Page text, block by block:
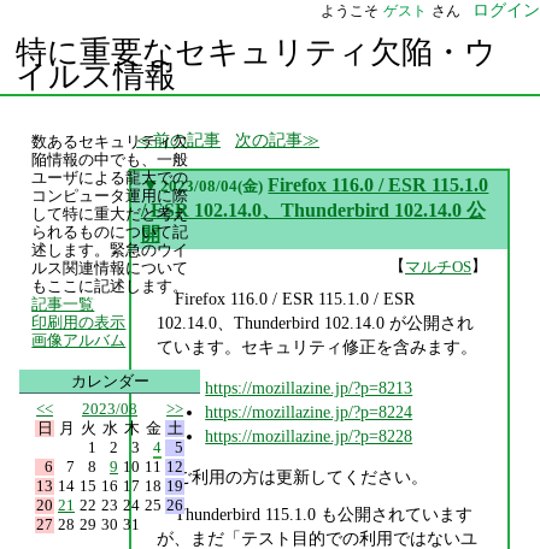
ようこそ ゲスト さん ログイン
特に重要なセキュリティ欠陥・ウ
イルス情報
前の記事 次の記事
▼ 2023/08/04(金) Firefox 116.0 / ESR 115.1.0
/ ESR 102.14.0、Thunderbird 102.14.0 公
開
【マルチOS】
Firefox 116.0 / ESR 115.1.0 / ESR
102.14.0、Thunderbird 102.14.0 が公開され
ています。セキュリティ修正を含みます。
https://mozillazine.jp/?p=8213
https://mozillazine.jp/?p=8224
https://mozillazine.jp/?p=8228
ご利用の方は更新してください。
Thunderbird 115.1.0 も公開されています
が、まだ「テスト目的での利用ではないユ
数あるセキュリティ欠
陥情報の中でも、一般
ユーザによる龍大での
コンピュータ運用に際
して特に重大だと考え
られるものについて記
述します。緊急のウイ
ルス関連情報について
もここに記述します。
記事一覧
印刷用の表示
画像アルバム
カレンダー
<<
2023/08
>>
日
月 火 水 木 金 土
1
2 3 4
5
6
7 8 9 10 11 12
13 14 15 16 17 18 19
20 21 22 23 24 25 26
27 28 29 30 31